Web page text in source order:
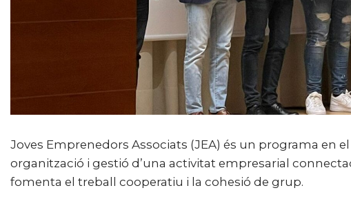
Joves Emprenedors Associats (JEA) és un programa en
organització i gestió d’una activitat empresarial
fomenta el treball cooperatiu i la cohesió de grup.